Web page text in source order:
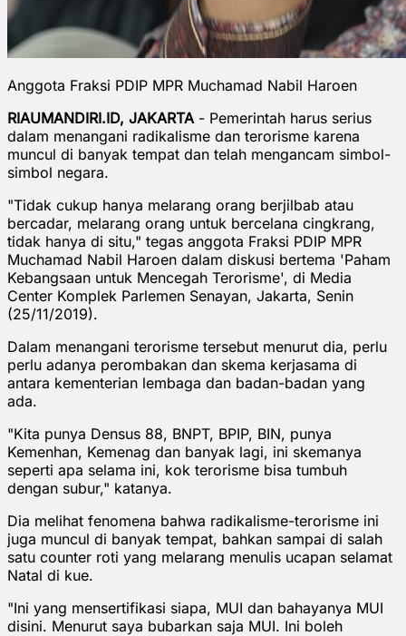
Anggota Fraksi PDIP MPR Muchamad Nabil Haroen
RIAUMANDIRI.ID, JAKARTA - Pemerintah harus serius
dalam menangani radikalisme dan terorisme karena
muncul di banyak tempat dan telah mengancam simbol-
simbol negara.
"Tidak cukup hanya melarang orang berjilbab atau
bercadar, melarang orang untuk bercelana cingkrang,
tidak hanya di situ," tegas anggota Fraksi PDIP MPR
Muchamad Nabil Haroen dalam diskusi bertema 'Paham
Kebangsaan untuk Mencegah Terorisme', di Media
Center Komplek Parlemen Senayan, Jakarta, Senin
(25/11/2019).
Dalam menangani terorisme tersebut menurut dia, perlu
perlu adanya perombakan dan skema kerjasama di
antara kementerian lembaga dan badan-badan yang
ada.
"Kita punya Densus 88, BNPT, BPIP, BIN, punya
Kemenhan, Kemenag dan banyak lagi, ini skemanya
seperti apa selama ini, kok terorisme bisa tumbuh
dengan subur," katanya.
Dia melihat fenomena bahwa radikalisme-terorisme ini
juga muncul di banyak tempat, bahkan sampai di salah
satu counter roti yang melarang menulis ucapan selamat
Natal di kue.
"Ini yang mensertifikasi siapa, MUI dan bahayanya MUI
disini. Menurut saya bubarkan saja MUI. Ini boleh